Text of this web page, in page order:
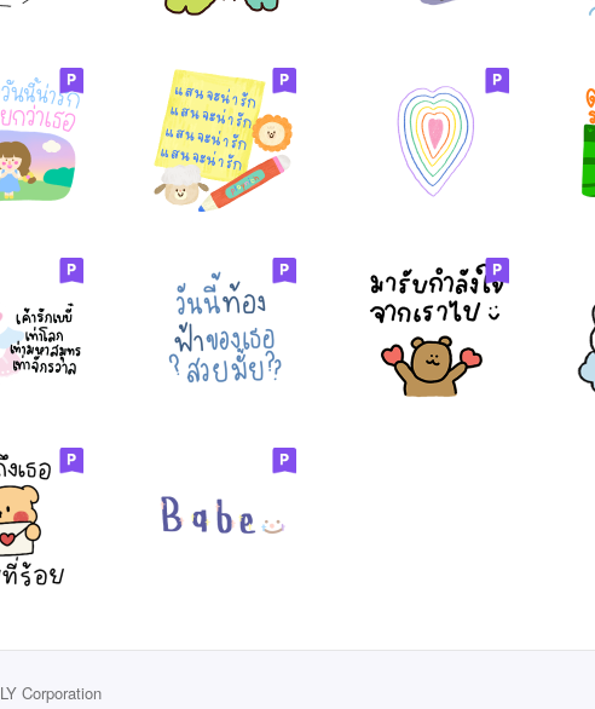
LY Corporation